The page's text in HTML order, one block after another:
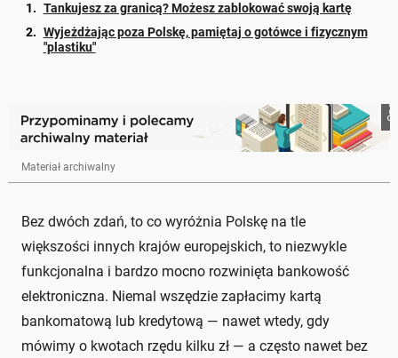
Tankujesz za granicą? Możesz zablokować swoją kartę
Wyjeżdżając poza Polskę, pamiętaj o gotówce i fizycznym
"plastiku"
Onet
Materiał archiwalny
Bez dwóch zdań, to co wyróżnia Polskę na tle
większości innych krajów europejskich, to niezwykle
funkcjonalna i bardzo mocno rozwinięta bankowość
elektroniczna. Niemal wszędzie zapłacimy kartą
bankomatową lub kredytową — nawet wtedy, gdy
mówimy o kwotach rzędu kilku zł — a często nawet bez